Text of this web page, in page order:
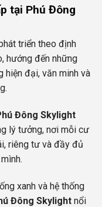
tại Phú Đông
triển theo định
hướng đến những
hiện đại, văn minh và
Đông Skylight
lý tưởng, nơi mỗi cư
riêng tư và đầy đủ
xanh và hệ thống
Đông Skylight nổi